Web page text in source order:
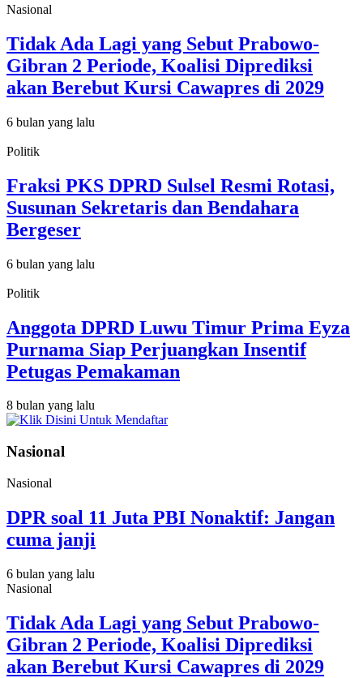
Nasional
Tidak Ada Lagi yang Sebut Prabowo-
Gibran 2 Periode, Koalisi Diprediksi
akan Berebut Kursi Cawapres di 2029
6 bulan yang lalu
Politik
Fraksi PKS DPRD Sulsel Resmi Rotasi,
Susunan Sekretaris dan Bendahara
Bergeser
6 bulan yang lalu
Politik
Anggota DPRD Luwu Timur Prima Eyza
Purnama Siap Perjuangkan Insentif
Petugas Pemakaman
8 bulan yang lalu
Nasional
Nasional
DPR soal 11 Juta PBI Nonaktif: Jangan
cuma janji
6 bulan yang lalu
Nasional
Tidak Ada Lagi yang Sebut Prabowo-
Gibran 2 Periode, Koalisi Diprediksi
akan Berebut Kursi Cawapres di 2029